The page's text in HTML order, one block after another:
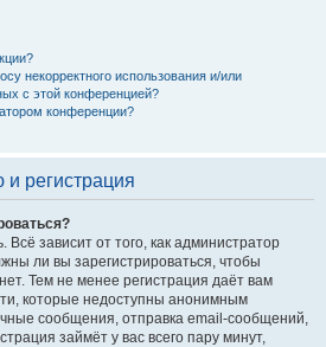
некорректного использования и/или
с этой конференцией?
конференции?
регистрация
Всё зависит от того, как администратор
ли вы зарегистрироваться, чтобы
Тем не менее регистрация даёт вам
которые недоступны анонимным
сообщения, отправка email-сообщений,
займёт у вас всего пару минут,